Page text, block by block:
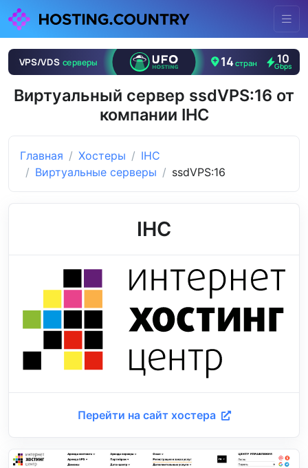
Виртуальный сервер ssdVPS:16 от
компании IHC
Главная Хостеры
IHC
Виртуальные серверы
ssdVPS:16
IHC
Перейти на сайт хостера